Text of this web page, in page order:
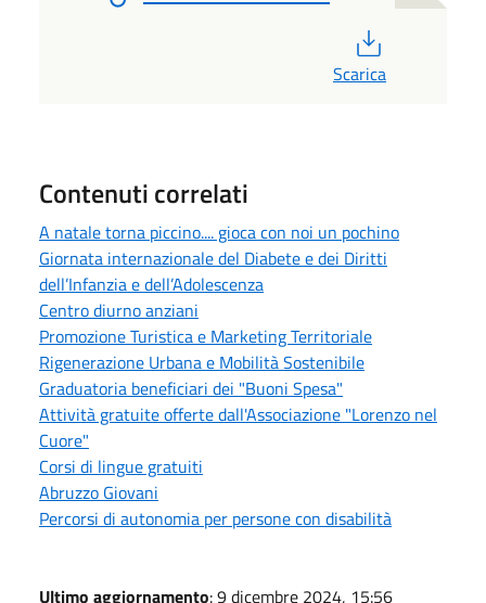
Scarica
Contenuti correlati
A natale torna piccino.... gioca con noi un pochino
Giornata internazionale del Diabete e dei Diritti
dell’Infanzia e dell’Adolescenza
Centro diurno anziani
Promozione Turistica e Marketing Territoriale
Rigenerazione Urbana e Mobilità Sostenibile
Graduatoria beneficiari dei "Buoni Spesa"
Attività gratuite offerte dall'Associazione "Lorenzo nel
Cuore"
Corsi di lingue gratuiti
Abruzzo Giovani
Percorsi di autonomia per persone con disabilità
Ultimo aggiornamento: 9 dicembre 2024, 15:56